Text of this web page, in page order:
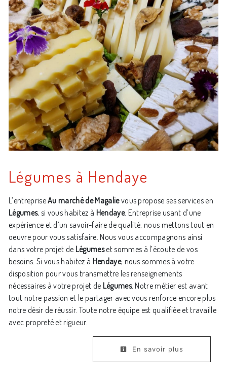
Légumes à Hendaye
L’entrepriseAu marché de Magalievous propose ses services en
Légumes, si vous habitez à Hendaye. Entreprise usant d’une
expérience et d’un savoir-faire de qualité, nous mettons tout en
oeuvre pour vous satisfaire. Nous vous accompagnons ainsi
dans votre projet de Légumeset sommes à l’écoute de vos
besoins. Si vous habitez à Hendaye, nous sommes à votre
disposition pour vous transmettre les renseignements
nécessaires à votre projet de Légumes. Notre métier est avant
tout notre passion et le partager avec vous renforce encore plus
notre désir de réussir. Toute notre équipe est qualifiée et travaille
avec propreté et rigueur.
En savoir plus